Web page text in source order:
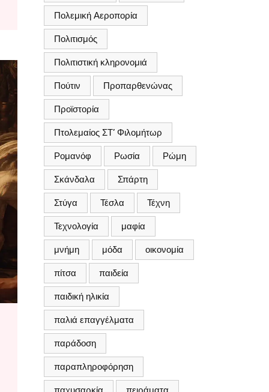
Πολεμική Αεροπορία
Πολιτισμός
Πολιτιστική κληρονομιά
Πούτιν Προπαρθενώνας
Προϊστορία
Πτολεμαίος ΣΤ’ Φιλομήτωρ
Ρομανόφ Ρωσία Ρώμη
Σκάνδαλα Σπάρτη
Στύγα Τέσλα Τέχνη
Τεχνολογία μαφία
μνήμη μόδα οικονομία
πίτσα παιδεία
παιδική ηλικία
παλιά επαγγέλματα
παράδοση
παραπληροφόρηση